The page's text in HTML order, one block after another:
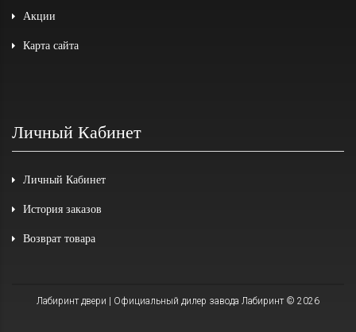
Акции
Карта сайта
Личный Кабинет
Личный Кабинет
История заказов
Возврат товара
Лабиринт двери | Официальный дилер завода Лабиринт © 2026